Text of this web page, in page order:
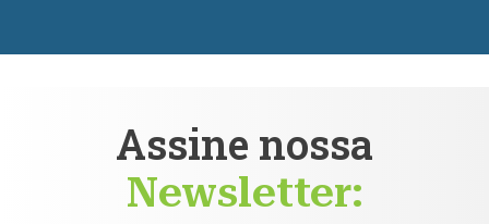
Assine nossa
Newsletter: